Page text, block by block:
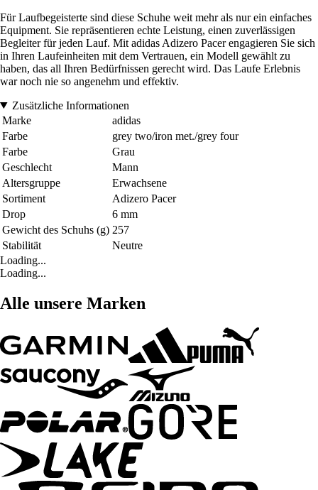
Für Laufbegeisterte sind diese Schuhe weit mehr als nur ein einfaches
Equipment. Sie repräsentieren echte Leistung, einen zuverlässigen
Begleiter für jeden Lauf. Mit adidas Adizero Pacer engagieren Sie sich
in Ihren Laufeinheiten mit dem Vertrauen, ein Modell gewählt zu
haben, das all Ihren Bedürfnissen gerecht wird. Das Laufe Erlebnis
war noch nie so angenehm und effektiv.
Zusätzliche Informationen
Marke
adidas
Farbe
grey two/iron met./grey four
Farbe
Grau
Geschlecht
Mann
Altersgruppe
Erwachsene
Sortiment
Adizero Pacer
Drop
6 mm
Gewicht des Schuhs (g) 257
Stabilität
Neutre
Loading...
Loading...
Alle unsere Marken